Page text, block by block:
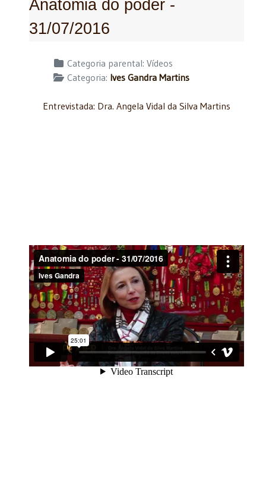
Anatomia do poder -
31/07/2016
Detalhes Categoria parental: Vídeos
Categoria: Ives Gandra Martins
Entrevistada: Dra. Angela Vidal da Silva Martins